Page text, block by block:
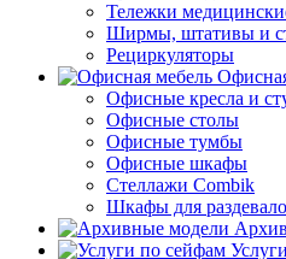
Тележки
Ширмы, штативы и
Рециркуляторы
Офисные кресла и
Офисные столы
Офисные тумбы
Офисные шкафы
Стеллажи Combik
Шкафы для